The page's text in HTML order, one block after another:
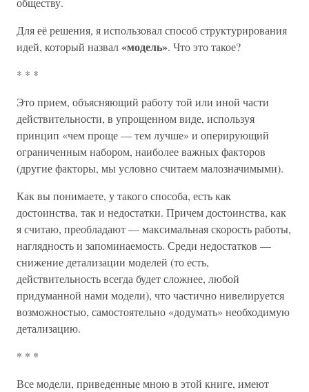
Для её решения, я использовал способ структурирования
идей, который назвал«модель». Что это такое?
* * *
Это прием, объясняющий работу той или иной части
действительности, в упрощенном виде, используя
принцип «чем проще — тем лучше» и оперирующий
ограниченным набором, наиболее важных факторов
(другие факторы, мы условно считаем малозначимыми).
Как вы понимаете, у такого способа, есть как
достоинства, так и недостатки. Причем достоинства, как
я считаю, преобладают — максимальная скорость работы,
наглядность и запоминаемость. Среди недостатков —
снижение детализации моделей (то есть,
действительность всегда будет сложнее, любой
придуманной нами модели), что частично нивелируется
возможностью, самостоятельно «додумать» необходимую
детализацию.
* * *
Все модели, приведенные мною в этой книге, имеют